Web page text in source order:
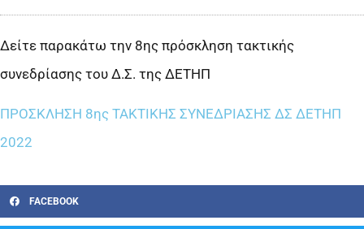
Δείτε παρακάτω την 8ης πρόσκληση τακτικής
συνεδρίασης του Δ.Σ. της ΔΕΤΗΠ
ΠΡΟΣΚΛΗΣΗ 8ης ΤΑΚΤΙΚΗΣ ΣΥΝΕΔΡΙΑΣΗΣ ΔΣ ΔΕΤΗΠ
2022
FACEBOOK